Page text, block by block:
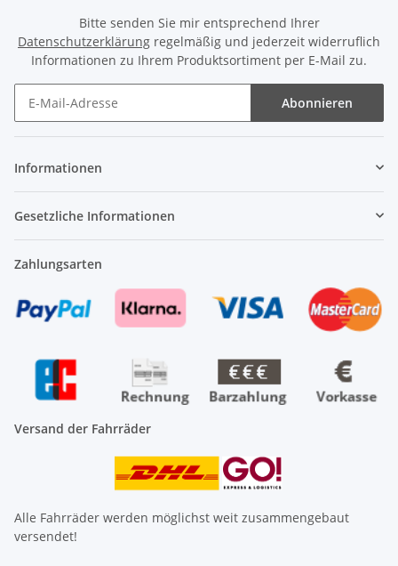
Bitte senden Sie mir entsprechend Ihrer
Datenschutzerklärung regelmäßig und jederzeit widerruflich
Informationen zu Ihrem Produktsortiment per E-Mail zu.
Abonnieren
Informationen
Gesetzliche Informationen
Zahlungsarten
Versand der Fahrräder
Alle Fahrräder werden möglichst weit zusammengebaut
versendet!